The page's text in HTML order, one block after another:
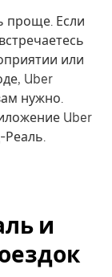
проще. Если
или
Uber
нужно.
Uber
Реаль.
и